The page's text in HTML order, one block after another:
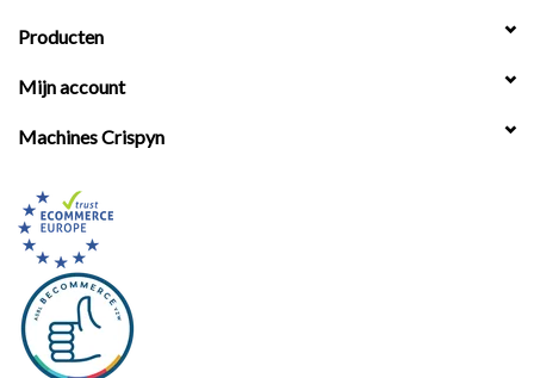
Producten
Mijn account
Machines Crispyn